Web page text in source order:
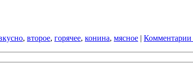
, второе, горячее, конина, мясное | Комментарии